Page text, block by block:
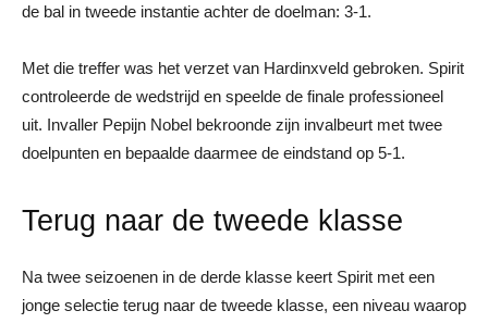
de bal in tweede instantie achter de doelman: 3-1.
Met die treffer was het verzet van Hardinxveld gebroken. Spirit
controleerde de wedstrijd en speelde de finale professioneel
uit. Invaller Pepijn Nobel bekroonde zijn invalbeurt met twee
doelpunten en bepaalde daarmee de eindstand op 5-1.
Terug naar de tweede klasse
Na twee seizoenen in de derde klasse keert Spirit met een
jonge selectie terug naar de tweede klasse, een niveau waarop